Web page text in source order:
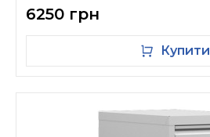
6250 грн
Купити